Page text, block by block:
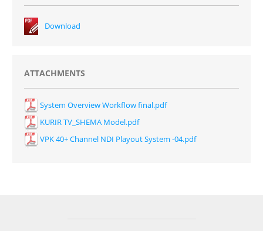
Download
ATTACHMENTS
System Overview Workflow final.pdf
KURIR TV_SHEMA Model.pdf
VPK 40+ Channel NDI Playout System -04.pdf